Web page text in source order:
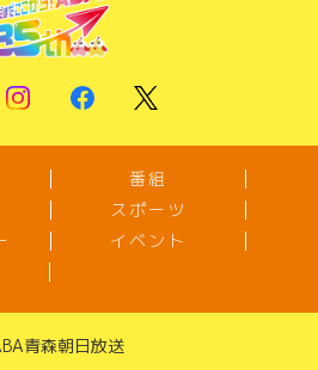
番組
スポーツ
イベント
青森朝日放送